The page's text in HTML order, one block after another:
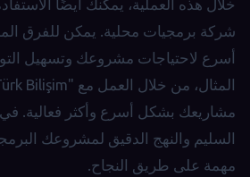
خلال هذه العملية، يمكنك أيضًا
شركة برمجيات محلية. يمكن للفرق
أسرع لاحتياجات مشروعك وتسهيل
مشاريعك بشكل أسرع وأكثر فعالية. في
السليم والنهج الدقيق لمشروعك
مهمة على طريق النجاح.